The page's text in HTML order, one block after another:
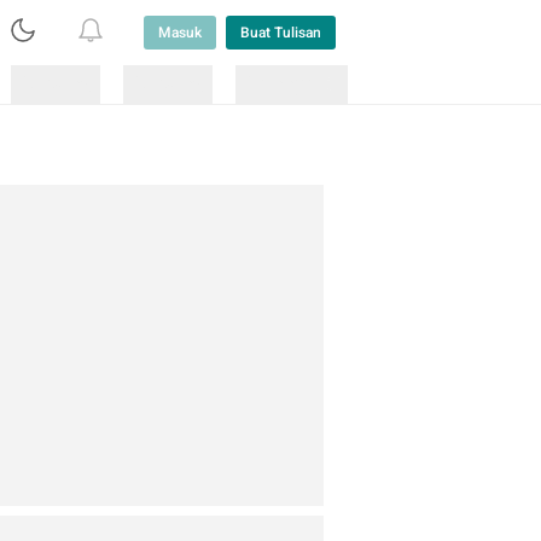
Masuk Buat Tulisan